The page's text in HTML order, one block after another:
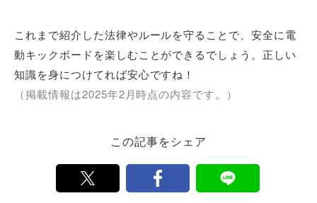
これまで紹介した法律やルールを守ることで、安全に電
動キックボードを楽しむことができるでしょう。正しい
知識を身につけてれば安心ですね！
（掲載情報は2025年2月時点の内容です。）
この記事をシェア